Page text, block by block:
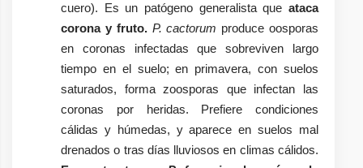
cuero). Es un patógeno generalista que ataca
corona y fruto. P. cactorum produce oosporas
en coronas infectadas que sobreviven largo
tiempo en el suelo; en primavera, con suelos
saturados, forma zoosporas que infectan las
coronas por heridas. Prefiere condiciones
cálidas y húmedas, y aparece en suelos mal
drenados o tras días lluviosos en climas cálidos.